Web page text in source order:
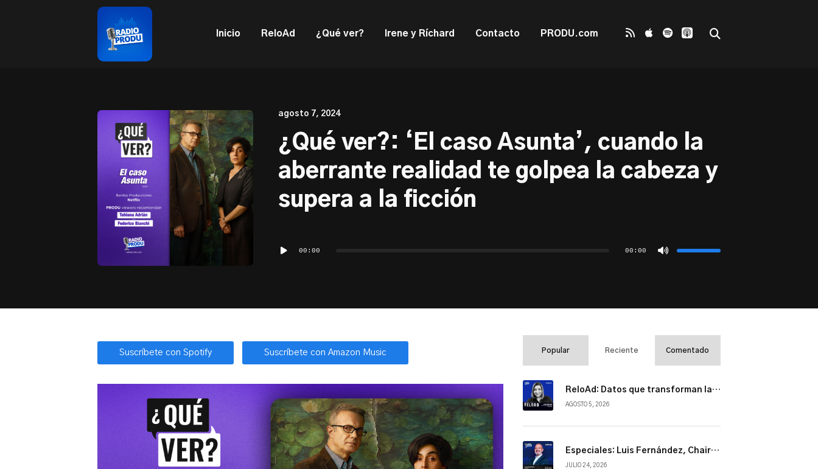
Inicio ReloAd ¿Qué ver? Irene y Ríchard Contacto PRODU.com
This is a placeholder for your sticky navigation bar. It should not be visible.
agosto 7, 2024
¿Qué ver?: ‘El caso Asunta’, cuando la
aberrante realidad te golpea la cabeza y
supera a la ficción
de
00:00 00:00
de
Suscríbete con Spotify Suscríbete con Amazon Music Popular Reciente Comentado
ReloAd: Datos que transforman la industria
AGOSTO 5, 2026
Especiales: Luis Fernández, Chairman de NBCUniversal Telemundo Enterprises
JULIO 24, 2026